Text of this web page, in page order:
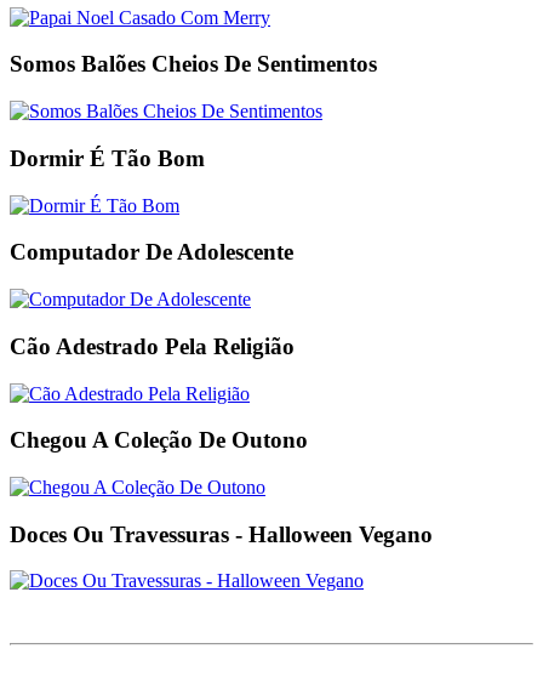
Somos Balões Cheios De Sentimentos
Dormir É Tão Bom
Computador De Adolescente
Cão Adestrado Pela Religião
Chegou A Coleção De Outono
Doces Ou Travessuras - Halloween Vegano